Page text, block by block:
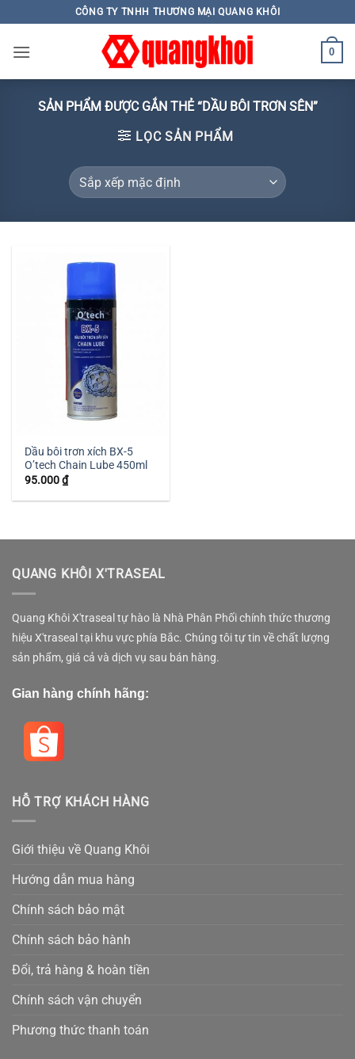
to
content
CÔNG TY TNHH THƯƠNG MẠI QUANG KHÔI
0
SẢN PHẨM ĐƯỢC GẮN THẺ “DẦU BÔI TRƠN SÊN”
LỌC SẢN PHẨM
Dầu bôi trơn xích BX-5
O’tech Chain Lube 450ml
95.000₫
QUANG KHÔI X'TRASEAL
Quang Khôi X'traseal tự hào là Nhà Phân Phối chính thức thương
hiệu X'traseal tại khu vực phía Bắc. Chúng tôi tự tin về chất lượng
sản phẩm, giá cả và dịch vụ sau bán hàng.
Gian hàng chính hãng:
HỖ TRỢ KHÁCH HÀNG
Giới thiệu về Quang Khôi
Hướng dẫn mua hàng
Chính sách bảo mật
Chính sách bảo hành
Đổi, trả hàng & hoàn tiền
Chính sách vận chuyển
Phương thức thanh toán